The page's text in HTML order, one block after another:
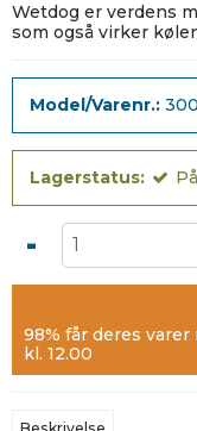
Wetdog er verdens
som også virker
Model/Varenr.:
Lagerstatus:
-
98% får deres
kl. 12.00